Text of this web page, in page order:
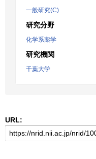
一般研究(C)
研究分野
化学系薬学
研究機関
千葉大学
URL: